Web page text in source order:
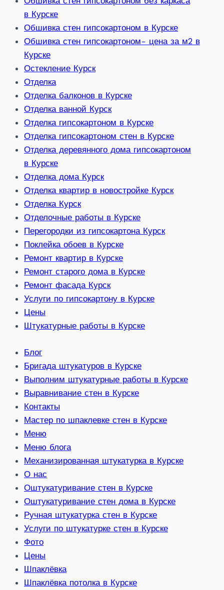
в Курске
Обшивка стен гипсокартоном в Курске
Обшивка стен гипсокартоном- цена за м2 в
Курске
Остекление Курск
Отделка
Отделка балконов в Курске
Отделка ванной Курск
Отделка гипсокартоном в Курске
Отделка гипсокартоном стен в Курске
Отделка деревянного дома гипсокартоном
в Курске
Отделка дома Курск
Отделка квартир в новостройке Курск
Отделка Курск
Отделочные работы в Курске
Перегородки из гипсокартона Курск
Поклейка обоев в Курске
Ремонт квартир в Курске
Ремонт старого дома в Курске
Ремонт фасада Курск
Услуги по гипсокартону в Курске
Цены
Штукатурные работы в Курске
Блог
Бригада штукатуров в Курске
Выполним штукатурные работы в Курске
Выравнивание стен в Курске
Контакты
Мастер по шпаклевке стен в Курске
Меню
Меню блога
Механизированная штукатурка в Курске
О нас
Оштукатуривание стен в Курске
Оштукатуривание стен дома в Курске
Ручная штукатурка стен в Курске
Услуги по штукатурке стен в Курске
Фото
Цены
Шпаклёвка
Шпаклёвка потолка в Курске